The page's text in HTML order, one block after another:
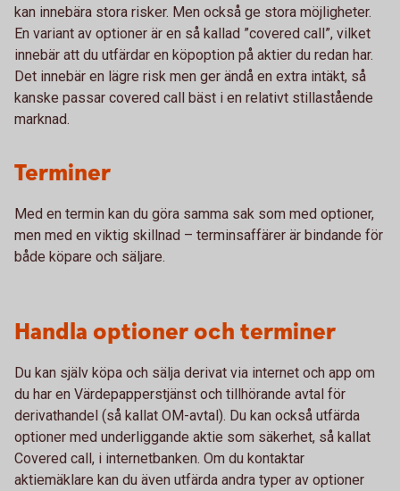
kan innebära stora risker. Men också ge stora möjligheter.
En variant av optioner är en så kallad ”covered call”, vilket
innebär att du utfärdar en köpoption på aktier du redan har.
Det innebär en lägre risk men ger ändå en extra intäkt, så
kanske passar covered call bäst i en relativt stillastående
marknad.
Terminer
Med en termin kan du göra samma sak som med optioner,
men med en viktig skillnad – terminsaffärer är bindande för
både köpare och säljare.
Handla optioner och terminer
Du kan själv köpa och sälja derivat via internet och app om
du har en Värdepapperstjänst och tillhörande avtal för
derivathandel (så kallat OM-avtal). Du kan också utfärda
optioner med underliggande aktie som säkerhet, så kallat
Covered call, i internetbanken. Om du kontaktar
aktiemäklare kan du även utfärda andra typer av optioner